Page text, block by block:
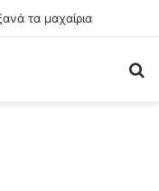
τα μαχαίρια